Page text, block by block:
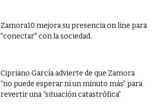
Zamora10 mejora su presencia on line para
"conectar" con la sociedad.
​Cipriano García advierte de que Zamora
“no puede esperar ni un minuto más” para
revertir una “situación catastrófica”